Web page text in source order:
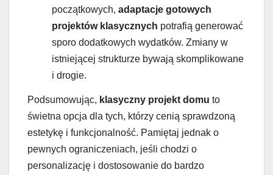
początkowych, adaptacje gotowych
projektów klasycznych potrafią generować
sporo dodatkowych wydatków. Zmiany w
istniejącej strukturze bywają skomplikowane
i drogie.
Podsumowując, klasyczny projekt domu to
świetna opcja dla tych, którzy cenią sprawdzoną
estetykę i funkcjonalność. Pamiętaj jednak o
pewnych ograniczeniach, jeśli chodzi o
personalizację i dostosowanie do bardzo